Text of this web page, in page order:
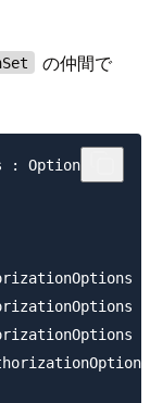
の仲間で
: OptionSet {